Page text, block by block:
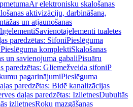
Ar elektronisku skalošanas
aktivizāciju, darbināšana,
un atjaunošanas
Savienotājelementi tualetes
paredzētas: SifoniPieslēguma
komplektiSkalošanas
un savienojuma gabaliPisuāru
paredzētas: Gliemežveida sifoniP
pagarinājumiPieslēguma
paredzētas: Bidē kanalizācijas
daļas paredzētas: IzlietnesDubultās
izlietnesRoku mazgāšanas